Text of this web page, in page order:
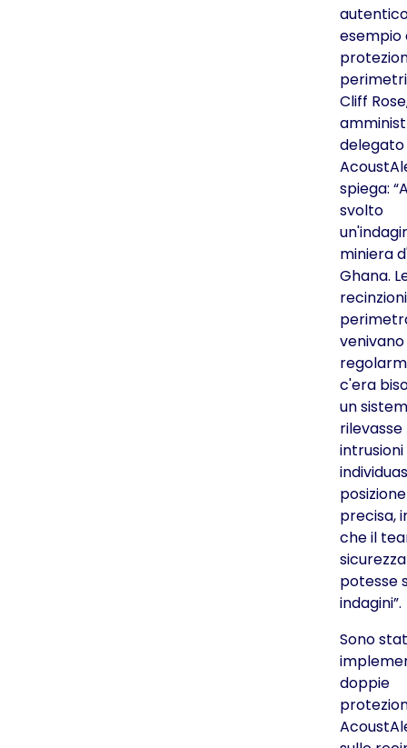
esempio
Cliff
delegato
spiega:
svolto
miniera
Ghana.
recinzioni
c'era
un
rilevasse
intrusioni
posizione
precisa,
che il
sicurezza
potesse
indagini”.
Sono
doppie